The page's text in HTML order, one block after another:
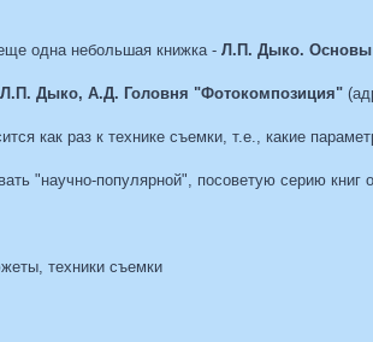
одна небольшая книжка - Л.П. Дыко. Основы
Л.П. Дыко, А.Д. Головня "Фотокомпозиция"
как раз к технике съемки, т.е., какие
"научно-популярной", посоветую серию
техники съемки